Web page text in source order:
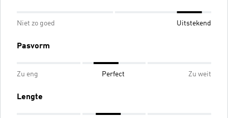
Niet zo goed Uitstekend
Pasvorm
Zu eng Perfect Zu weit
Lengte